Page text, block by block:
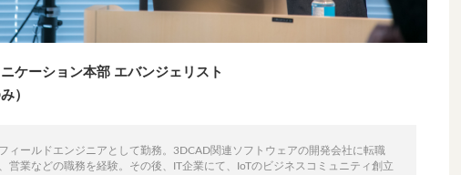
ケーション本部 エバンジェリスト
）
ィールドエンジニアとして勤務。3DCAD関連ソフトウェアの開発会社に転職
営業などの職務を経験。その後、IT企業にて、IoTのビジネスコミュニティ創立